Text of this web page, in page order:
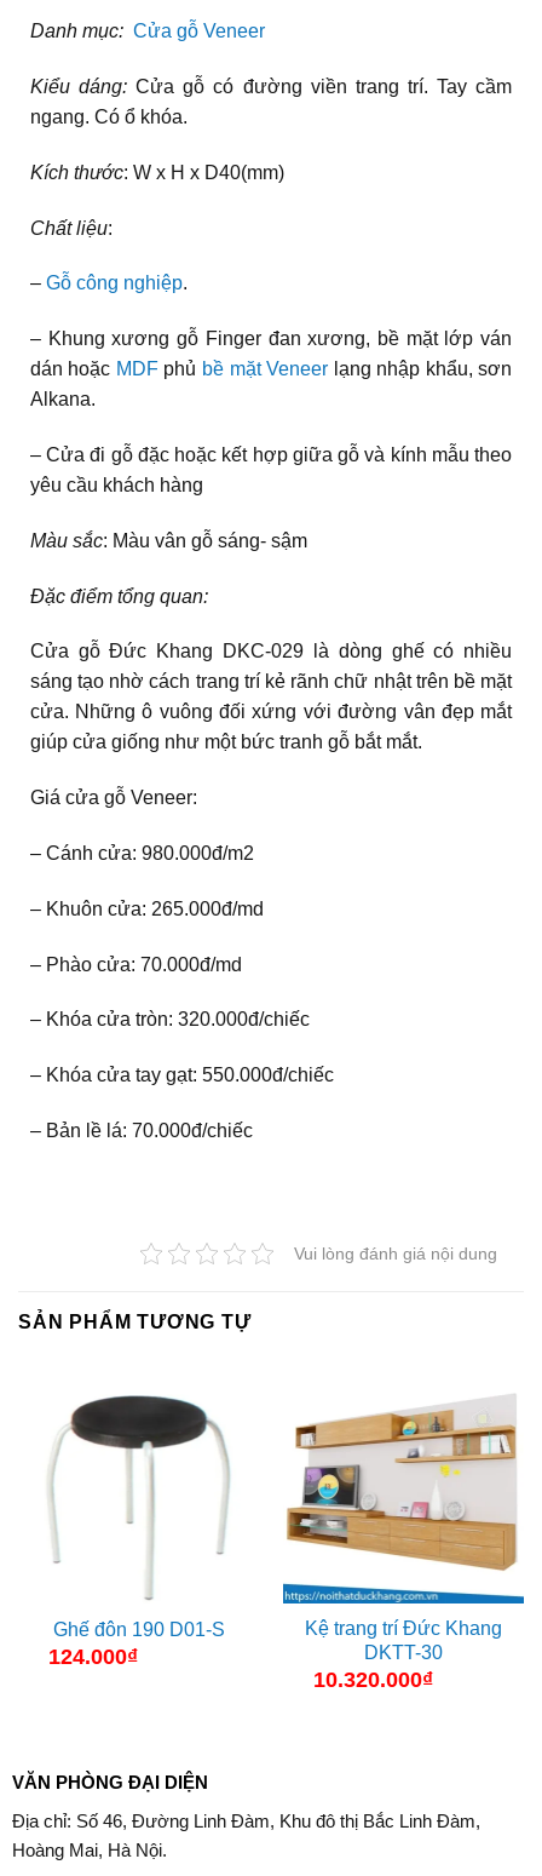
Danh mục: Cửa gỗ Veneer
Kiểu dáng:Cửa gỗ có đường viền trang trí. Tay cầm
ngang. Có ổ khóa.
Kích thước: W x H x D40(mm)
Chất liệu:
– Gỗ công nghiệp.
– Khung xương gỗ Finger đan xương, bề mặt lớp ván
dán hoặc MDFphủ bề mặt Veneer lạng nhập khẩu, sơn
Alkana.
– Cửa đi gỗ đặc hoặc kết hợp giữa gỗ và kính mẫu theo
yêu cầu khách hàng
Màu sắc: Màu vân gỗ sáng- sậm
Đặc điểm tổng quan:
Cửa gỗ Đức Khang DKC-029 là dòng ghế có nhiều
sáng tạo nhờ cách trang trí kẻ rãnh chữ nhật trên bề mặt
cửa. Những ô vuông đối xứng với đường vân đẹp mắt
giúp cửa giống như một bức tranh gỗ bắt mắt.
Giá cửa gỗ Veneer:
– Cánh cửa: 980.000đ/m2
– Khuôn cửa: 265.000đ/md
– Phào cửa: 70.000đ/md
– Khóa cửa tròn: 320.000đ/chiếc
– Khóa cửa tay gạt: 550.000đ/chiếc
– Bản lề lá: 70.000đ/chiếc
Vui lòng đánh giá nội dung
SẢN PHẨM TƯƠNG TỰ
Ghế đôn 190 D01-S
124.000₫
Kệ trang trí Đức Khang
DKTT-30
10.320.000₫
VĂN PHÒNG ĐẠI DIỆN
Địa chỉ: Số 46, Đường Linh Đàm, Khu đô thị Bắc Linh Đàm,
Hoàng Mai, Hà Nội.